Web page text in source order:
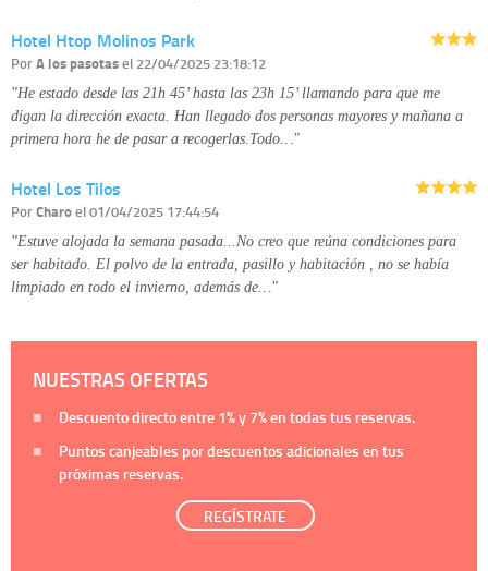
Hotel Htop Molinos Park
PorA los pasotasel 22/04/2025 23:18:12
"He estado desde las 21h 45’ hasta las 23h 15’ llamando para que me
digan la dirección exacta. Han llegado dos personas mayores y mañana a
primera hora he de pasar a recogerlas.Todo…"
Hotel Los Tilos
PorCharoel 01/04/2025 17:44:54
"Estuve alojada la semana pasada...No creo que reúna condiciones para
ser habitado. El polvo de la entrada, pasillo y habitación , no se había
limpiado en todo el invierno, además de…"
NUESTRAS OFERTAS
Descuento directo entre 1%y 7%en todas tus reservas.
Puntos canjeables por descuentos adicionales en tus
próximas reservas.
REGÍSTRATE